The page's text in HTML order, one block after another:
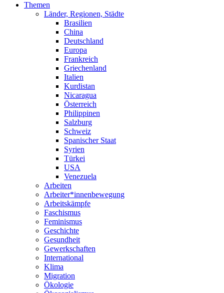
Themen
Länder, Regionen, Städte
Brasilien
China
Deutschland
Europa
Frankreich
Griechenland
Italien
Kurdistan
Nicaragua
Österreich
Philippinen
Salzburg
Schweiz
Spanischer Staat
Syrien
Türkei
USA
Venezuela
Arbeiten
Arbeiter*innenbewegung
Arbeitskämpfe
Faschismus
Feminismus
Geschichte
Gesundheit
Gewerkschaften
International
Klima
Migration
Ökologie